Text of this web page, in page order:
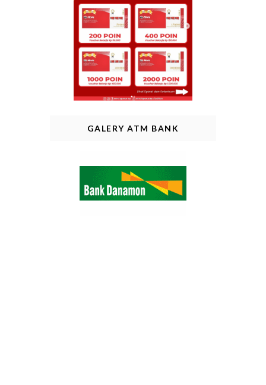
GALERY ATM BANK